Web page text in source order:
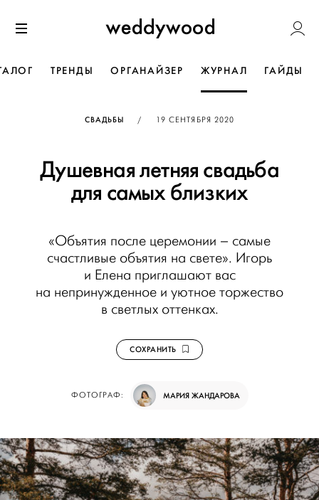
к содержанию
Weddywood
ТРЕНДЫ ОРГАНАЙЗЕР ЖУРНАЛ ГАЙДЫ
СВАДЬБЫ / ОПУБЛИКОВАНО
19 СЕНТЯБРЯ 2020
Душевная летняя свадьба
для самых близких
«Объятия после церемонии – самые
счастливые объятия на свете». Игорь
и Елена приглашают вас
на непринужденное и уютное торжество
в светлых оттенках.
СОХРАНИТЬ
ФОТОГРАФ: МАРИЯ ЖАНДАРОВА